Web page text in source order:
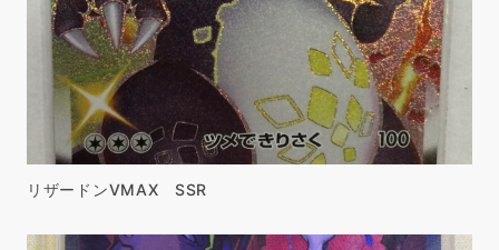
リザードンVMAX SSR